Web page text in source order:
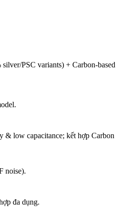
PSC variants) + Carbon-based
& low capacitance; kết hợp Carbon
noise).
đa dụng.